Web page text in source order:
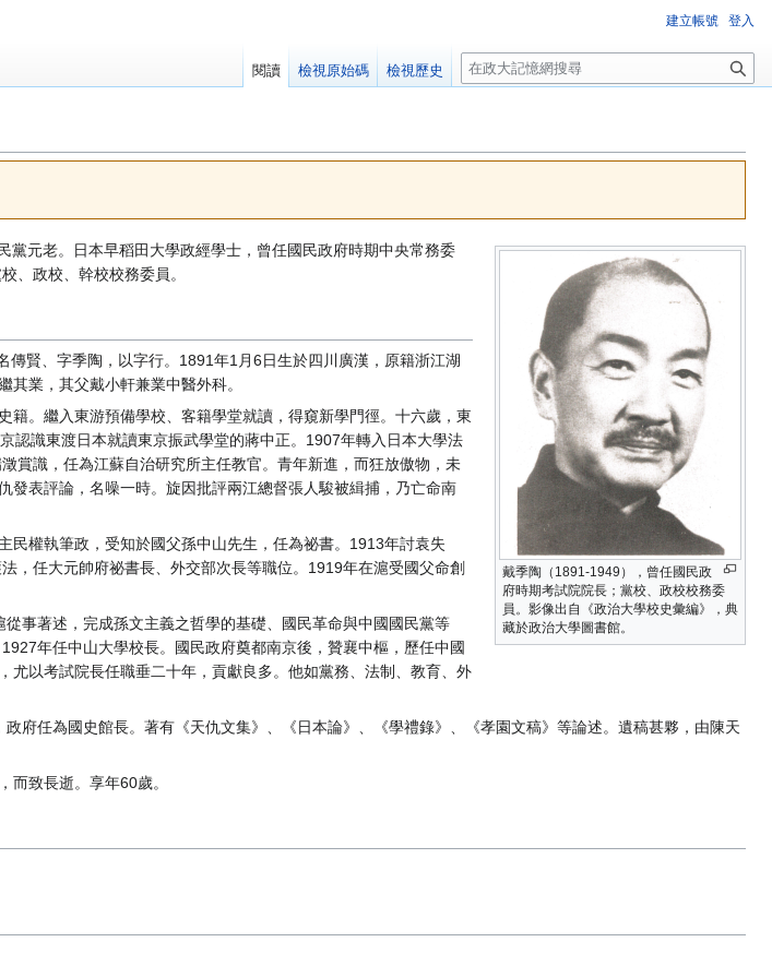
戴季陶（1891-1949），曾任國民政
府時期考試院院長；黨校、政校校務委
員。影像出自《政治大學校史彙編》，典
藏於政治大學圖書館。
元老。日本早稻田大學政經學士，曾任國民政府時期中央常務委
、政校、幹校校務委員。
賢、字季陶，以字行。1891年1月6日生於四川廣漢，原籍浙江湖
業，其父戴小軒兼業中醫外科。
。繼入東游預備學校、客籍學堂就讀，得窺新學門徑。十六歲，東
認識東渡日本就讀東京振武學堂的蔣中正。1907年轉入日本大學法
賞識，任為江蘇自治研究所主任教官。青年新進，而狂放傲物，未
發表評論，名噪一時。旋因批評兩江總督張人駿被緝捕，乃亡命南
權執筆政，受知於國父孫中山先生，任為祕書。1913年討袁失
，任大元帥府祕書長、外交部次長等職位。1919年在滬受國父命創
事著述，完成孫文主義之哲學的基礎、國民革命與中國國民黨等
年任中山大學校長。國民政府奠都南京後，贊襄中樞，歷任中國
尤以考試院長任職垂二十年，貢獻良多。他如黨務、法制、教育、外
府任為國史館長。著有《天仇文集》、《日本論》、《學禮錄》、《孝園文稿》等論述。遺稿甚夥，由陳天
而致長逝。享年60歲。
建立帳號 登入
閱讀 檢視原始碼 檢視歷史
搜
尋